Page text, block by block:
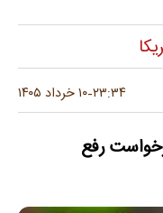
۲۳:۳۴-۱۰ خرداد ۱۴۰۵
رفع